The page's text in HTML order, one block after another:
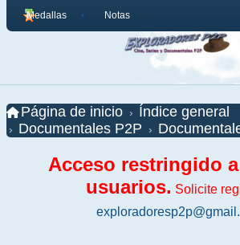
Medallas Notas
Página de inicio
Índice general
Documentales P2P
Acceso restringido
usuarios. Solicite